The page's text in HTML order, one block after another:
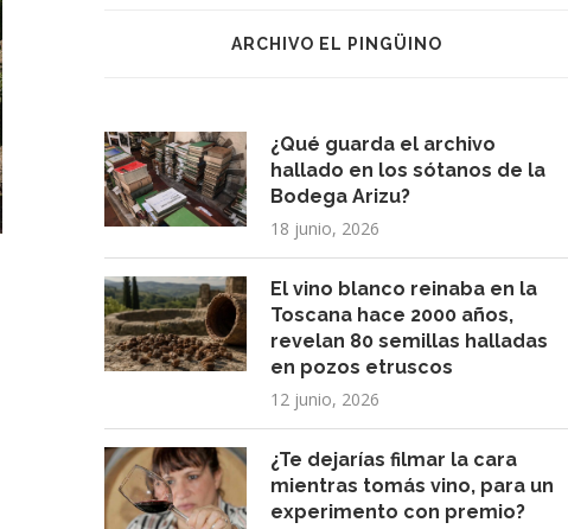
ARCHIVO EL PINGÜINO
¿Qué guarda el archivo
hallado en los sótanos de la
Bodega Arizu?
18 junio, 2026
El vino blanco reinaba en la
Toscana hace 2000 años,
revelan 80 semillas halladas
en pozos etruscos
12 junio, 2026
¿Te dejarías filmar la cara
mientras tomás vino, para un
experimento con premio?